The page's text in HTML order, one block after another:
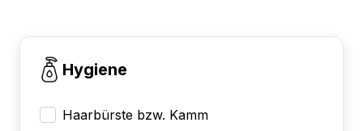
Hygiene
Haarbürste bzw. Kamm